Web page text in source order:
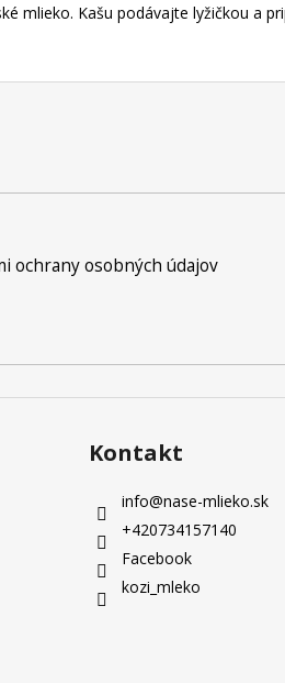
mlieko. Kašu podávajte lyžičkou a
ochrany osobných údajov
Kontakt
info@nase-mlieko.sk
+420734157140
Facebook
kozi_mleko